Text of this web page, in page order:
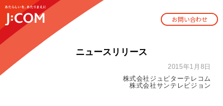
お問い合わせ
ニュースリリース
2015年1月8日
株式会社ジュピターテレコム
株式会社サンテレビジョン